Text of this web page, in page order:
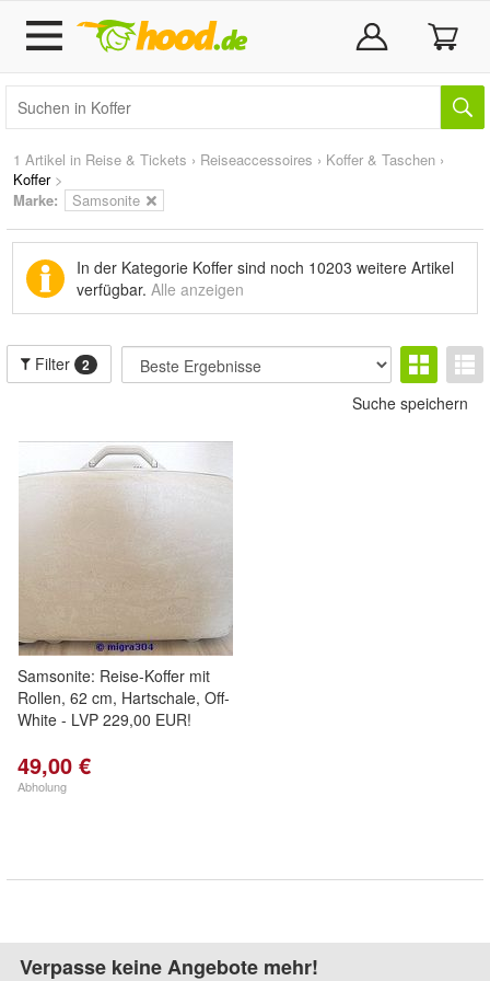
1 Artikel in Reise & Tickets › Reiseaccessoires › Koffer & Taschen ›
Koffer>
Marke: Samsonite
In der Kategorie Koffer sind noch 10203 weitere Artikel
verfügbar. Alle anzeigen
Filter 2
Suche speichern
Samsonite: Reise-Koffer mit
Rollen, 62 cm, Hartschale, Off-
White - LVP 229,00 EUR!
49,00 €
Abholung
Verpasse keine Angebote mehr!